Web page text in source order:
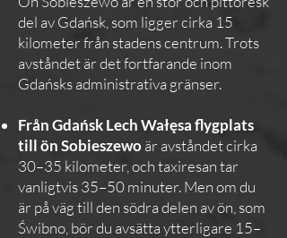
del av Gdańsk, som ligger cirka 15
kilometer från stadens centrum. Trots
avståndet är det fortfarande inom
Gdańsks administrativa gränser.
Från Gdańsk Lech Wałęsa flygplats
till ön Sobieszewoär avståndet cirka
30–35 kilometer, och taxiresan tar
vanligtvis 35–50 minuter. Men om du
är på väg till den södra delen av ön, som
Świbno, bör du avsätta ytterligare 15–